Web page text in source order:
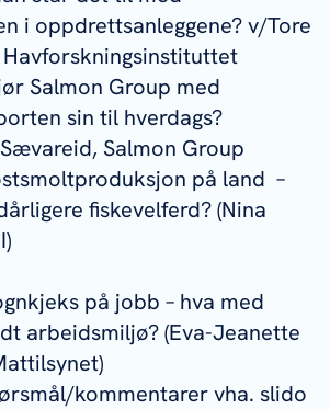
i oppdrettsanleggene? v/Tore
Salmon Group med
sin til hverdags?
Salmon Group
på land –
fiskevelferd? (Nina
på jobb – hva med
arbeidsmiljø? (Eva-Jeanette
kommentarer vha. slido